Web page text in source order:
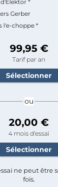
*
Gerber
l'e-choppe *
99,95 €
Tarif par an
ou
20,00 €
4 mois d'essai
ne peut être
fois.​